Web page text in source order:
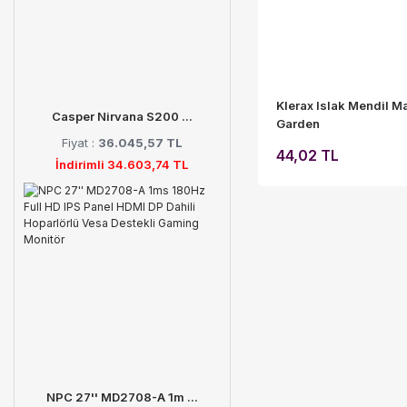
Casper Nirvana S200 ...
Fiyat : 36.045,57 TL
İndirimli 34.603,74 TL
NPC 27'' MD2708-A 1m ...
Klerax Islak Mendil
Garden
44,02 TL